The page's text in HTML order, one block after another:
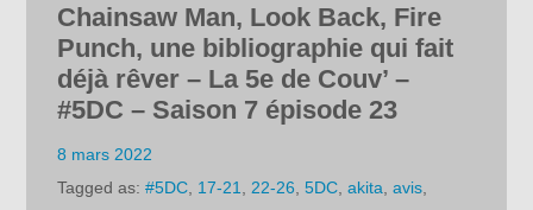
Chainsaw Man, Look Back, Fire
Punch, une bibliographie qui fait
déjà rêver – La 5e de Couv’ –
#5DC – Saison 7 épisode 23
8 mars 2022
Tagged as:#5DC 17-21 22-26 ,5DC ,akita ,avis